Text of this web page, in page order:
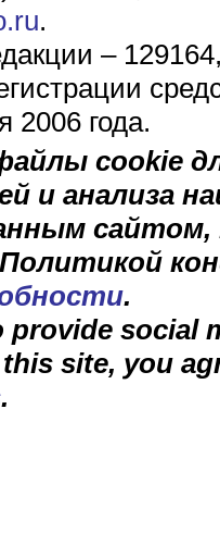
.
–
2006 года.
cookie
и анализа
.
provide social
site, you
.